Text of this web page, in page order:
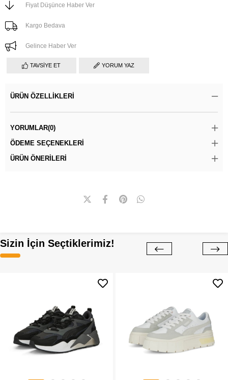
Fiyat Düşünce Haber Ver
Kargo Bedava
Gelince Haber Ver
TAVSIYE ET YORUM YAZ
ÜRÜN ÖZELLIKLERI
YORUMLAR(0)
ÖDEME SEÇENEKLERI
ÜRÜN ÖNERILERI
Sizin İçin Seçtiklerimiz!